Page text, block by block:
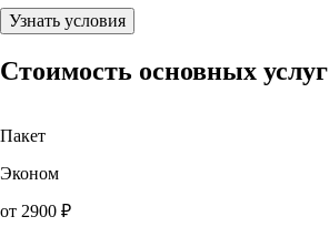
Узнать условия
Стоимость основных услуг
Пакет
Эконом
от 2900 ₽